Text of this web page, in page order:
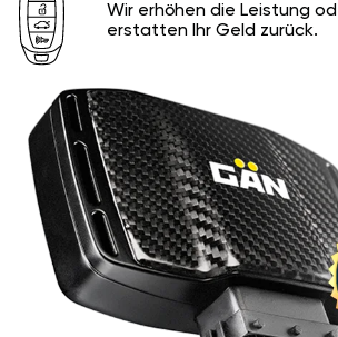
Wir erhöhen die Leistung
erstatten Ihr Geld zurück.